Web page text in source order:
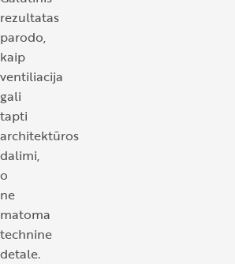
rezultatas
parodo,
kaip
ventiliacija
gali
tapti
architektūros
dalimi,
o
ne
matoma
technine
detale.